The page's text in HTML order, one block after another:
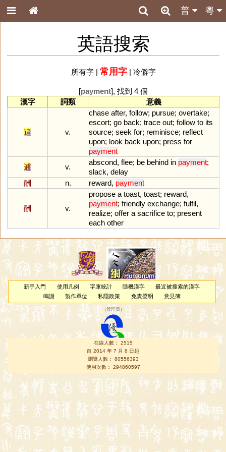
粵
普
英語搜索
所有字| 常用字| 冷僻字
[payment], 找到 4 個
漢字
詞類 意義
追 v.
chase after, follow; pursue; overtake;
escort; go back; trace out; follow to its
source; seek for; reminisce; reflect
upon; look back upon; press for
payment
逋
v.
abscond, flee; be behind in payment;
slack, delay
酬
n. reward, payment
酬 v.
propose a toast, toast; reward,
payment; friendly exchange; fulfil,
realize; offer a sacrifice to; present
each other
新手入門 使用凡例 字庫統計 隨機漢字
最近被搜索的漢字
鳴謝
製作單位 私隱政策 免責聲明 意見簿
（管理員 ）
在線人數： 2515
自 2014 年 7 月 8 日起
瀏覽人數： 80556393
使用次數： 294860597